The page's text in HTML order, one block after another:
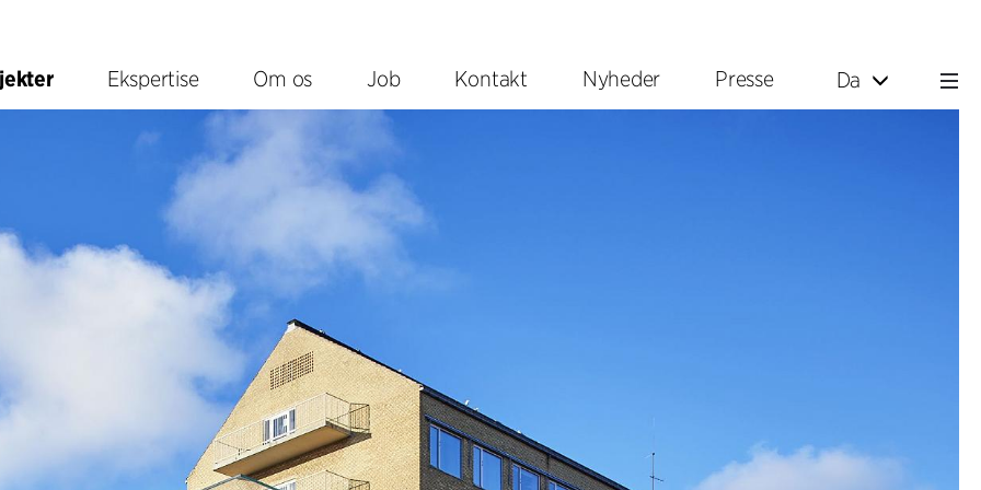
Ekspertise Om os Job Kontakt Nyheder Presse Da